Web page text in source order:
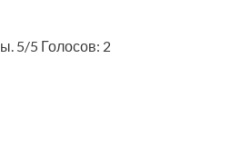
5/5 Голосов: 2